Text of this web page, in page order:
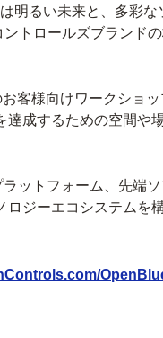
明るい未来と、多彩
トロールズブランド
客様向けワークショ
成するための空間や
ットフォーム、先端
ジーエコシステムを